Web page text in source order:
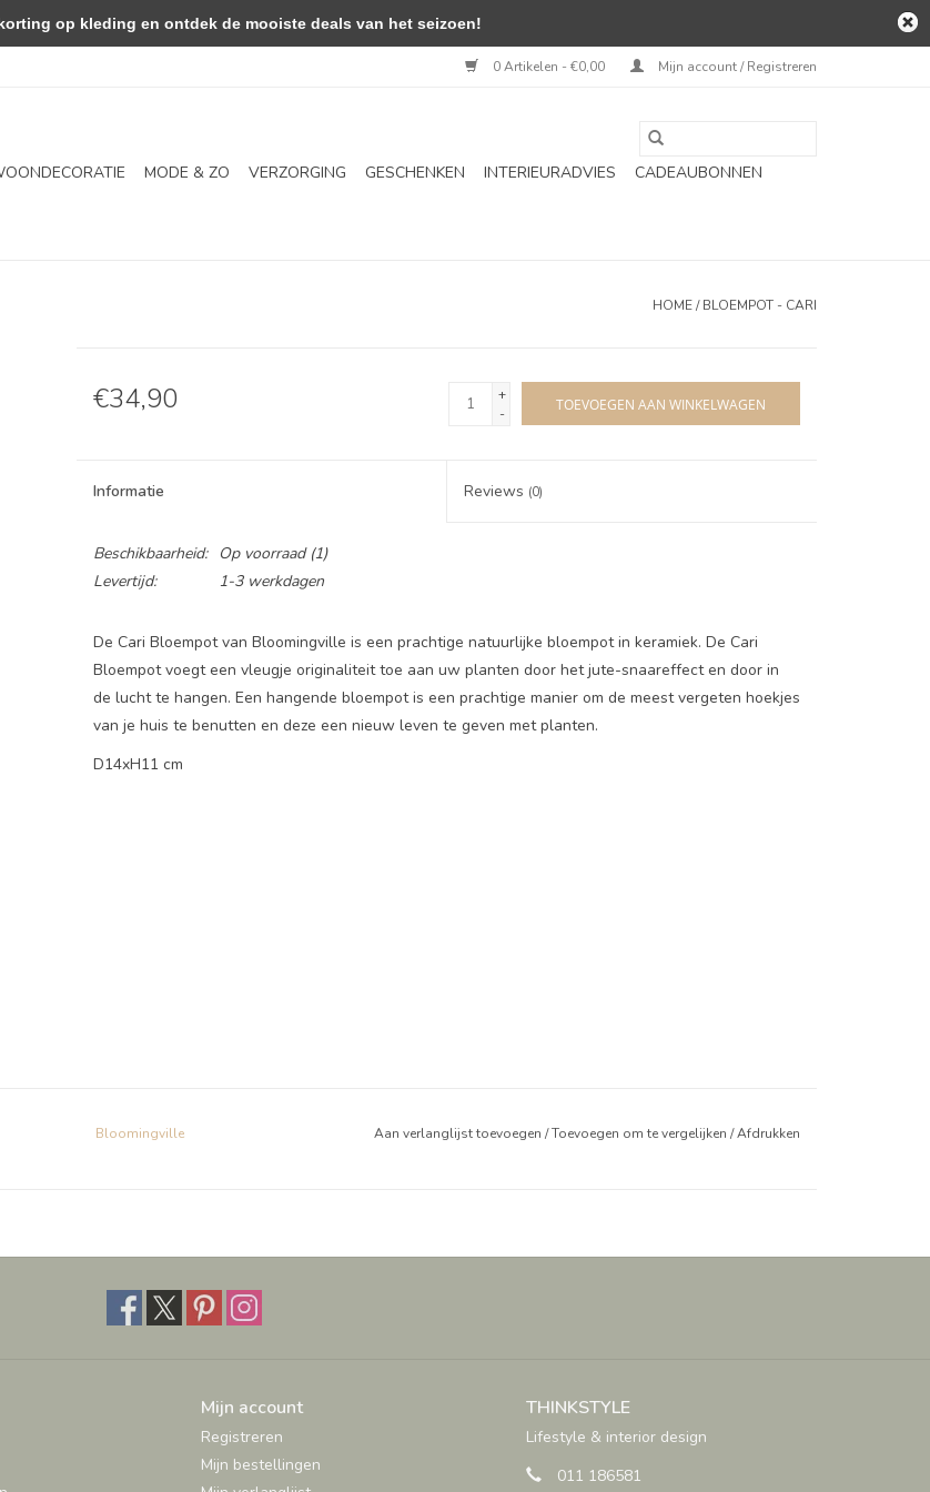
0 Artikelen - €0,00 Mijn account / Registreren
MODE & ZO VERZORGING GESCHENKEN INTERIEURADVIES
CADEAUBONNEN
HOME/BLOEMPOT - CARI
€34,90
+
-
TOEVOEGEN AAN WINKELWAGEN
Informatie Reviews (0)
Beschikbaarheid: Op voorraad(1)
Levertijd:
1-3 werkdagen
De Cari Bloempot van Bloomingville is een prachtige natuurlijke bloempot in keramiek. De Cari
Bloempot voegt een vleugje originaliteit toe aan uw planten door het jute-snaareffect en door in
de lucht te hangen. Een hangende bloempot is een prachtige manier om de meest vergeten hoekjes
van je huis te benutten en deze een nieuw leven te geven met planten.
D14xH11 cm
Bloomingville Aan verlanglijst toevoegen /Toevoegen om te vergelijken /Afdrukken
Mijn account
Registreren
Mijn bestellingen
THINKSTYLE
Lifestyle & interior design
011 186581
op kleding en ontdek de mooiste deals van het seizoen!